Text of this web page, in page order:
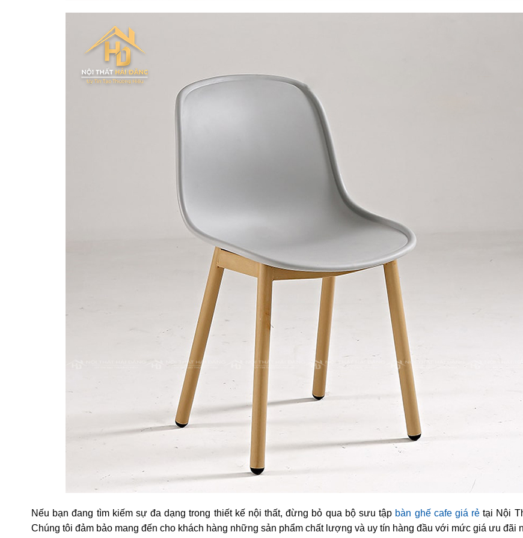
Nếu bạn đang tìm kiếm sự đa dạng trong thiết kế nội thất, đừng bỏ qua bộ sưu tập bàn ghế cafe giá rẻ tại Nội
Chúng tôi đảm bảo mang đến cho khách hàng những sản phẩm chất lượng và uy tín hàng đầu với mức giá ưu đãi